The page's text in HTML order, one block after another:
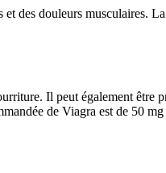
des douleurs musculaires.
Il peut également être
de Viagra est de 50